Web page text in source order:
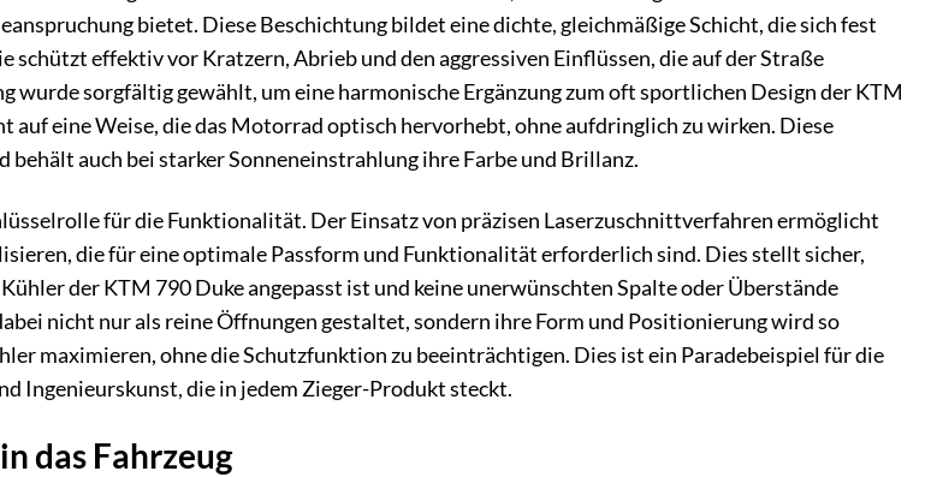
bietet. Diese Beschichtung bildet eine dichte, gleichmäßige Schicht, die sich fest
effektiv vor Kratzern, Abrieb und den aggressiven Einflüssen, die auf der Straße
wurde sorgfältig gewählt, um eine harmonische Ergänzung zum oft sportlichen Design der KTM
auf eine Weise, die das Motorrad optisch hervorhebt, ohne aufdringlich zu wirken. Diese
behält auch bei starker Sonneneinstrahlung ihre Farbe und Brillanz.
für die Funktionalität. Der Einsatz von präzisen Laserzuschnittverfahren ermöglicht
die für eine optimale Passform und Funktionalität erforderlich sind. Dies stellt sicher,
der KTM 790 Duke angepasst ist und keine unerwünschten Spalte oder Überstände
nicht nur als reine Öffnungen gestaltet, sondern ihre Form und Positionierung wird so
maximieren, ohne die Schutzfunktion zu beeinträchtigen. Dies ist ein Paradebeispiel für die
Ingenieurskunst, die in jedem Zieger-Produkt steckt.
das Fahrzeug